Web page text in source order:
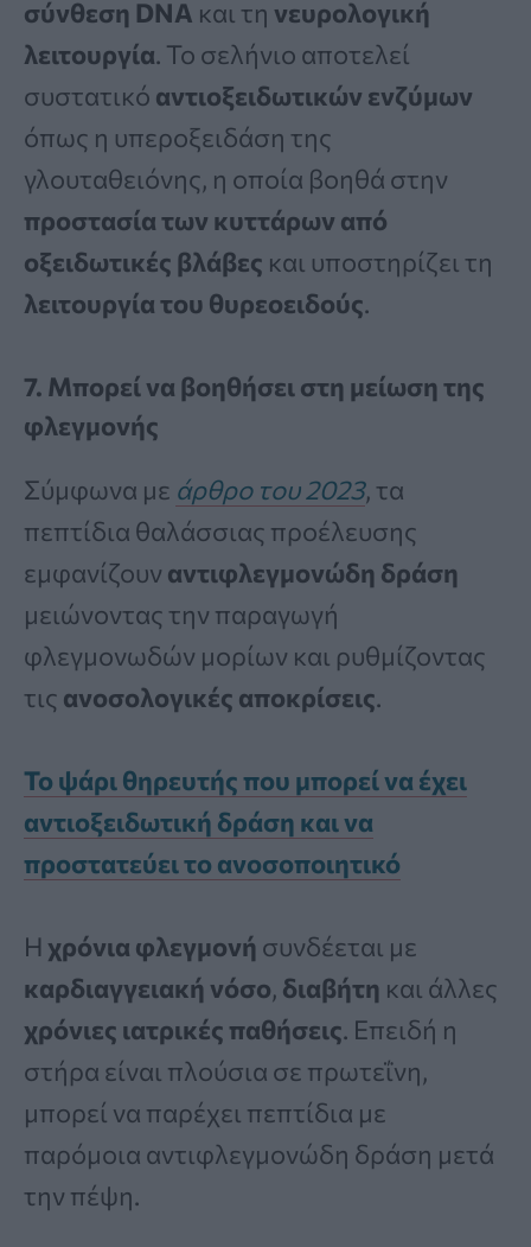
σύνθεση DNA και τη νευρολογική
λειτουργία. Το σελήνιο αποτελεί
συστατικό αντιοξειδωτικών ενζύμων
όπως η υπεροξειδάση της
γλουταθειόνης, η οποία βοηθά στην
προστασία των κυττάρων από
οξειδωτικές βλάβες και υποστηρίζει τη
λειτουργία του θυρεοειδούς.
7. Μπορεί να βοηθήσει στη μείωση της
φλεγμονής
Σύμφωνα με άρθρο του 2023, τα
πεπτίδια θαλάσσιας προέλευσης
εμφανίζουν αντιφλεγμονώδη δράση
μειώνοντας την παραγωγή
φλεγμονωδών μορίων και ρυθμίζοντας
τις ανοσολογικές αποκρίσεις.
Το ψάρι θηρευτής που μπορεί να έχει
αντιοξειδωτική δράση και να
προστατεύει το ανοσοποιητικό
Η χρόνια φλεγμονή συνδέεται με
καρδιαγγειακή νόσο, διαβήτη και άλλες
χρόνιες ιατρικές παθήσεις. Επειδή η
στήρα είναι πλούσια σε πρωτεΐνη,
μπορεί να παρέχει πεπτίδια με
παρόμοια αντιφλεγμονώδη δράση μετά
την πέψη.